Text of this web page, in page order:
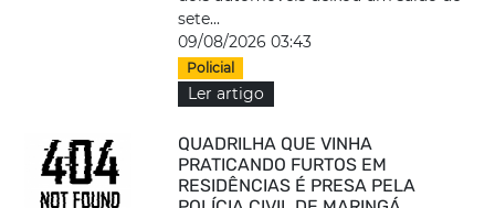
sete...
09/08/2026 03:43
Policial
Ler artigo
QUADRILHA QUE VINHA
PRATICANDO FURTOS EM
RESIDÊNCIAS É PRESA PELA